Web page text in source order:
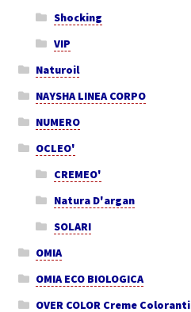
Shocking
VIP
Naturoil
NAYSHA LINEA CORPO
NUMERO
OCLEO'
CREMEO'
Natura D'argan
SOLARI
OMIA
OMIA ECO BIOLOGICA
OVER COLOR Creme Coloranti